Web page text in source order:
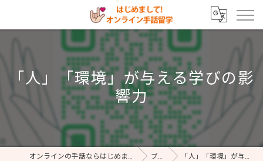
「人」「環境」が与える学びの影
響力
オンラインの手話ならはじめまして!オンライン手話留学 ブログ 「人」「環境」が与える学びの影響力